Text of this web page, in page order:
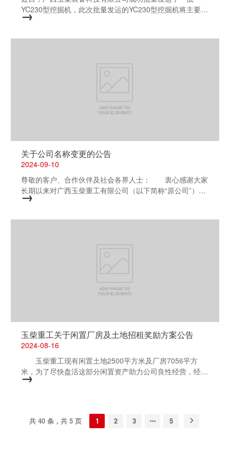
YC230型挖掘机，此次批量发运的YC230型挖掘机将主要用
于海外市场的工程建设，包括道路、桥梁、隧道等基础设施
提供有力的支持。 YC230型挖掘机采用了先进的技术和工
严格按照国际标准进行生产和检验，确保了产品的质量和性
能。 后续我们将继续加大技术创新和产品研发力度，提高
产品质量和服务水平，为国内外客户提供更加优质的产品和
服务。同时，公司也将积极拓展海外市场，推动中国装备制
→
关于公司名称变更的公告
2024-09-10
尊敬的客户、合作伙伴及社会各界人士： 衷心感谢大家
长期以来对广西玉柴重工有限公司（以下简称“原公司”）的
厚爱与支持。因公司发展需要，经市场监督管理局核准，现
司”）。 我们郑重声明，公司名称的变更不会对公司的
司的所有权利义务，包括但不限于合同关系、债权债务、知
识产权等，均由新公司无缝承继并继续有效。 自本公告
发布之日起，我公司将全面启用新名称开展业务活动。同
时，我们也将尽快完成相关证件、资料的更新及备案工作，
确保公司运营的平稳过渡。 我们希望这次变更不会给您
带来不便。如有任何疑问或需要进一步的信息，请随时与我
&n...
→
玉柴重工关于闲置厂房及土地招租奖励方案公告
2024-08-16
玉柴重工现有闲置土地2500平方米及厂房7056平方
米，为了尽快盘活这部分闲置资产助力公司良性经营，经研
究决定作出以下公开招租的奖励方案，具体方案如下：
经过洽谈定价，如承租方出价单价等于或高于公司资产评估
报告出具的底价单价或租赁期限内租金总价高于或等于资产
→
共 40 条，共 5 页 1 2 3 5